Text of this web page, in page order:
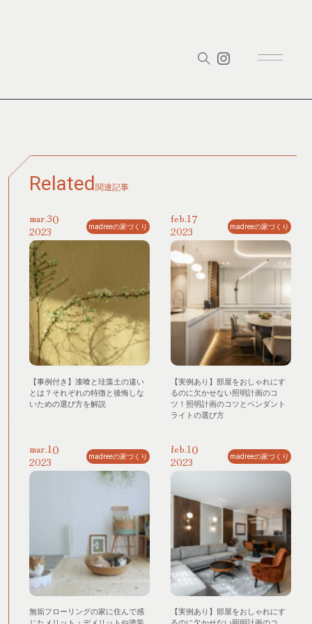
Related 関連記事
mar. 30
2023 madreeの家づくり
【事例付き】漆喰と珪藻土の違い
とは？それぞれの特徴と後悔しな
いための選び方を解説
feb. 17
2023 madreeの家づくり
【実例あり】部屋をおしゃれにす
るのに欠かせない照明計画のコ
ツ！照明計画のコツとペンダント
ライトの選び方
mar. 10
2023 madreeの家づくり
無垢フローリングの家に住んで感
feb. 10
2023 madreeの家づくり
【実例あり】部屋をおしゃれにす